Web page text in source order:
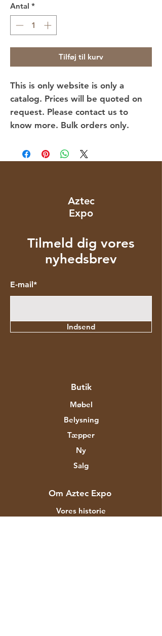
Antal *
Tilføj til kurv
This is only website is only a
catalog. Prices will be quoted on
request. Please contact us to
know more. Bulk orders only.
Aztec
Expo
Tilmeld dig vores
nyhedsbrev
E-mail*
Indsend
Butik
Møbel
Belysning
Tæpper
Ny
Salg
Om Aztec Expo
Vores historie